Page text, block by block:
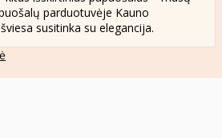
parduotuvėje Kauno
susitinka su elegancija.